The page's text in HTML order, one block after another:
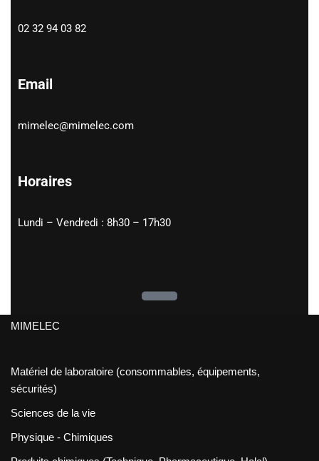
02 32 94 03 82
Email
mimelec@mimelec.com
Horaires
Lundi – Vendredi : 8h30 – 17h30
MIMELEC
Matériel de laboratoire (consommables, équipements,
sécurités)
Sciences de la vie
Physique - Chimiques